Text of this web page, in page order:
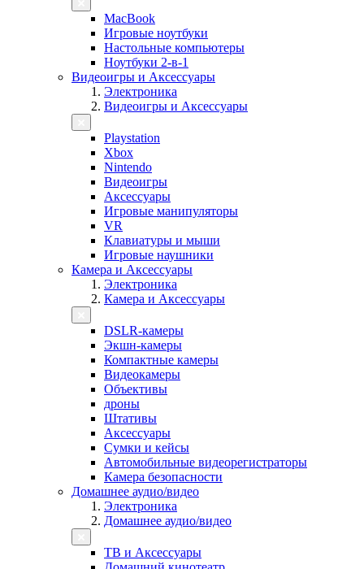
MacBook
Игровые ноутбуки
Настольные компьютеры
Ноутбуки 2-в-1
Видеоигры и Аксессуары
Электроника
Видеоигры и Аксессуары
Playstation
Xbox
Nintendo
Видеоигры
Аксессуары
Игровые манипуляторы
VR
Клавиатуры и мыши
Игровые наушники
Камера и Аксессуары
Электроника
Камера и Аксессуары
DSLR-камеры
Экшн-камеры
Компактные камеры
Видеокамеры
Объективы
дроны
Штативы
Аксессуары
Сумки и кейсы
Автомобильные видеорегистраторы
Камера безопасности
Домашнее аудио/видео
Электроника
Домашнее аудио/видео
ТВ и Аксессуары